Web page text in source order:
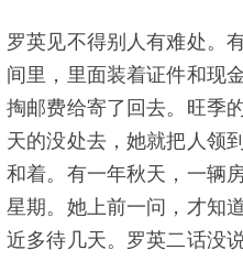
罗英见不得别人有难处。
间里，里面装着证件和现
掏邮费给寄了回去。旺季
天的没处去，她就把人领
和着。有一年秋天，一辆
星期。她上前一问，才知
近多待几天。罗英二话没